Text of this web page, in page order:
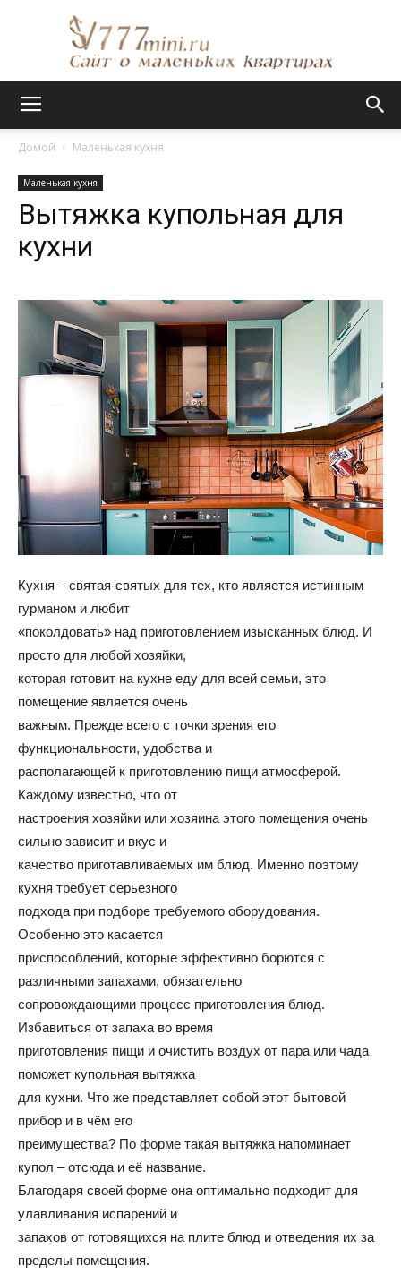
квартирах
и
домах:
интерьеры,
советы
статьи
Домой Маленькая кухня
Маленькая кухня
Вытяжка купольная для
кухни
Кухня – святая-святых для тех, кто является истинным
гурманом и любит
«поколдовать» над приготовлением изысканных блюд. И
просто для любой хозяйки,
которая готовит на кухне еду для всей семьи, это
помещение является очень
важным. Прежде всего с точки зрения его
функциональности, удобства и
располагающей к приготовлению пищи атмосферой.
Каждому известно, что от
настроения хозяйки или хозяина этого помещения очень
сильно зависит и вкус и
качество приготавливаемых им блюд. Именно поэтому
кухня требует серьезного
подхода при подборе требуемого оборудования.
Особенно это касается
приспособлений, которые эффективно борются с
различными запахами, обязательно
сопровождающими процесс приготовления блюд.
Избавиться от запаха во время
приготовления пищи и очистить воздух от пара или чада
поможет купольная вытяжка
для кухни. Что же представляет собой этот бытовой
прибор и в чём его
преимущества? По форме такая вытяжка напоминает
купол – отсюда и её название.
Благодаря своей форме она оптимально подходит для
улавливания испарений и
запахов от готовящихся на плите блюд и отведения их за
пределы помещения.